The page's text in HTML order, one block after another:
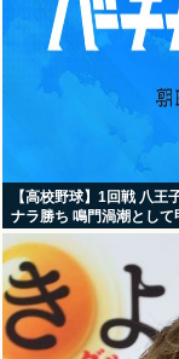
【高校野球】1回戦 八
ナラ勝ち 鳴門渦潮として